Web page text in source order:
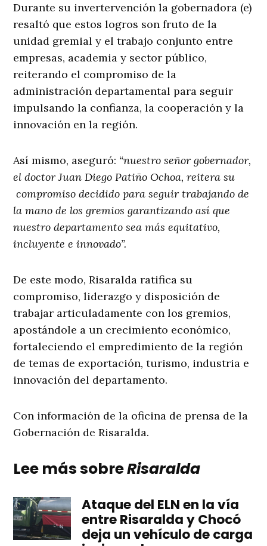
Durante su invertervención la gobernadora (e)
resaltó que estos logros son fruto de la
unidad gremial y el trabajo conjunto entre
empresas, academia y sector público,
reiterando el compromiso de la
administración departamental para seguir
impulsando la confianza, la cooperación y la
innovación en la región.
Así mismo, aseguró: “nuestro señor gobernador,
el doctor Juan Diego Patiño Ochoa, reitera su
compromiso decidido para seguir trabajando de
la mano de los gremios garantizando así que
nuestro departamento sea más equitativo,
incluyente e innovado”.
De este modo, Risaralda ratifica su
compromiso, liderazgo y disposición de
trabajar articuladamente con los gremios,
apostándole a un crecimiento económico,
fortaleciendo el empredimiento de la región
de temas de exportación, turismo, industria e
innovación del departamento.
Con información de la oficina de prensa de la
Gobernación de Risaralda.
Lee más sobreRisaralda
Ataque del ELN en la vía
entre Risaralda y Chocó
deja un vehículo de carga